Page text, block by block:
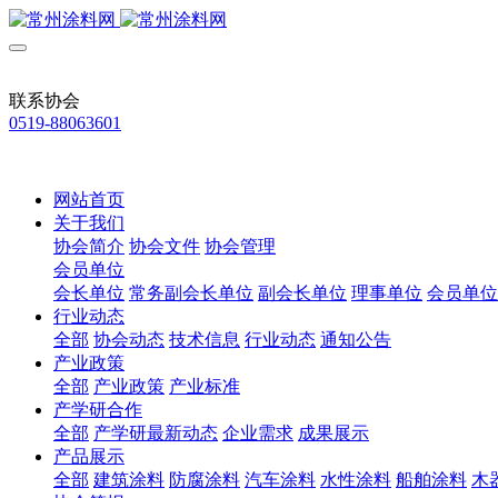
联系协会
0519-88063601
网站首页
关于我们
协会简介 协会文件 协会管理
会员单位
会长单位 常务副会长单位 副会长单位 理事单位 会员单位
行业动态
全部 协会动态 技术信息 行业动态 通知公告
产业政策
全部 产业政策 产业标准
产学研合作
全部 产学研最新动态 企业需求 成果展示
产品展示
全部 建筑涂料 防腐涂料 汽车涂料 水性涂料 船舶涂料 木